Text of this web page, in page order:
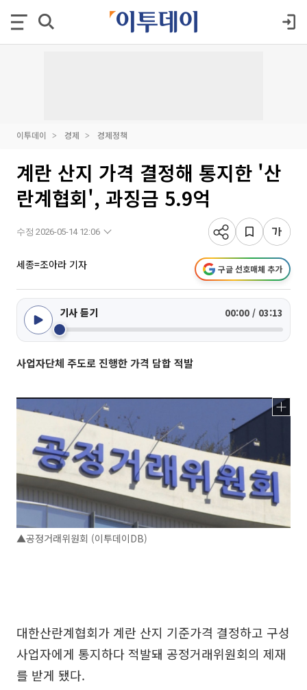
이투데이 경제 경제정책
계란 산지 가격 결정해 통지한 '산
란계협회', 과징금 5.9억
수정 2026-05-14 12:06
세종=조아라 기자 구글 선호매체 추가
기사 듣기 00:00 / 03:13
사업자단체 주도로 진행한 가격 담합 적발
▲공정거래위원회 (이투데이DB)
대한산란계협회가 계란 산지 기준가격 결정하고 구성
사업자에게 통지하다 적발돼 공정거래위원회의 제재
를 받게 됐다.